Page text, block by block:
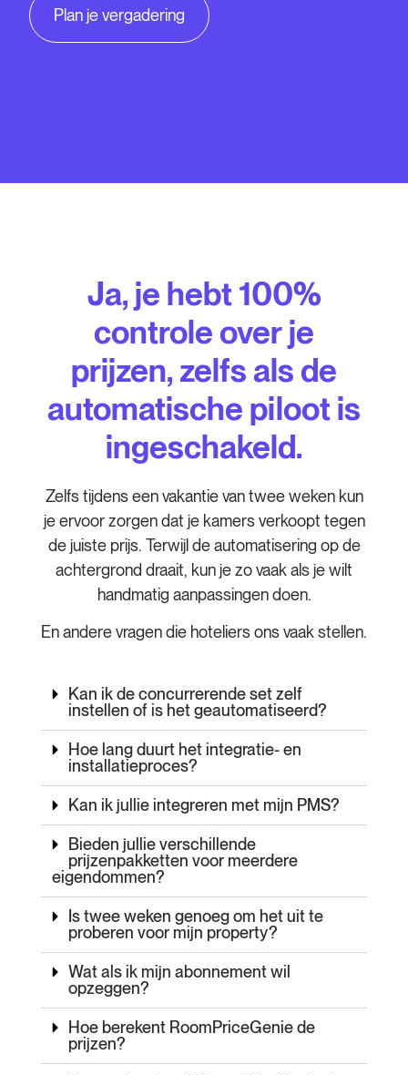
Plan je vergadering
Ja, je hebt 100%
controle over je
prijzen, zelfs als de
automatische piloot is
ingeschakeld.
Zelfs tijdens een vakantie van twee weken kun
je ervoor zorgen dat je kamers verkoopt tegen
de juiste prijs. Terwijl de automatisering op de
achtergrond draait, kun je zo vaak als je wilt
handmatig aanpassingen doen.
En andere vragen die hoteliers ons vaak stellen.
Kan ik de concurrerende set zelf
instellen of is het geautomatiseerd?
Hoe lang duurt het integratie- en
installatieproces?
Kan ik jullie integreren met mijn PMS?
Bieden jullie verschillende
prijzenpakketten voor meerdere
eigendommen?
Is twee weken genoeg om het uit te
proberen voor mijn property?
Wat als ik mijn abonnement wil
opzeggen?
Hoe berekent RoomPriceGenie de
prijzen?